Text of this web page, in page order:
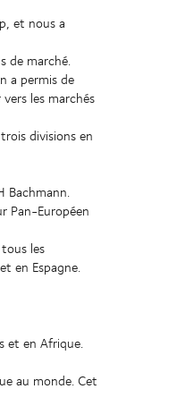
et nous a
de marché.
a permis de
les marchés
divisions en
Bachmann.
Pan-Européen
les
en Espagne.
et en Afrique.
au monde. Cet